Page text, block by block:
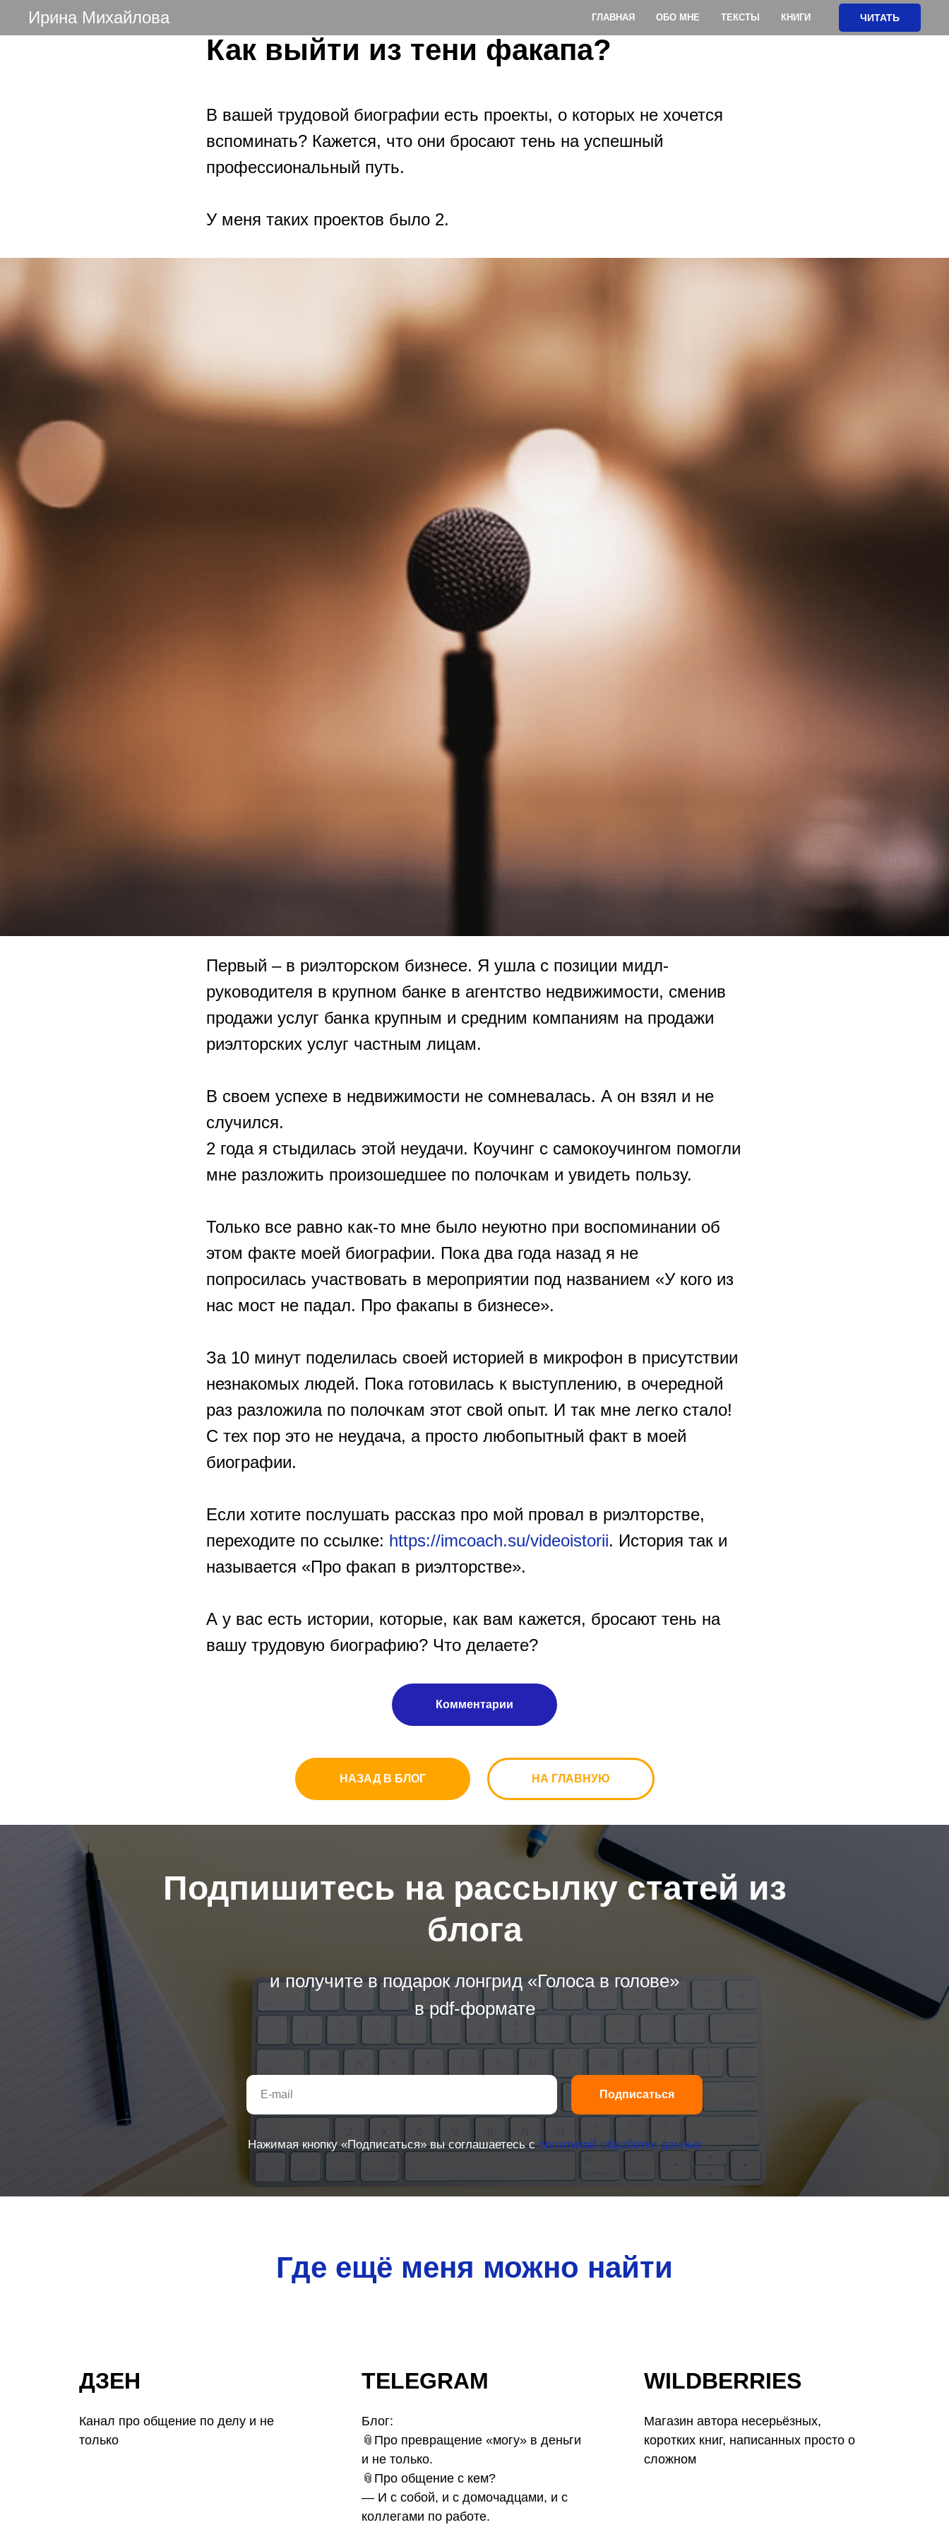
Ирина Михайлова ГЛАВНАЯ ОБО МНЕ ТЕКСТЫ КНИГИ ЧИТАТЬ
Как выйти из тени факапа?
В вашей трудовой биографии есть проекты, о которых не хочется
вспоминать? Кажется, что они бросают тень на успешный
профессиональный путь.
У меня таких проектов было 2.
Первый – в риэлторском бизнесе. Я ушла с позиции мидл-
руководителя в крупном банке в агентство недвижимости, сменив
продажи услуг банка крупным и средним компаниям на продажи
риэлторских услуг частным лицам.
В своем успехе в недвижимости не сомневалась. А он взял и не
случился.
2 года я стыдилась этой неудачи. Коучинг с самокоучингом помогли
мне разложить произошедшее по полочкам и увидеть пользу.
Только все равно как-то мне было неуютно при воспоминании об
этом факте моей биографии. Пока два года назад я не
попросилась участвовать в мероприятии под названием «У кого из
нас мост не падал. Про факапы в бизнесе».
За 10 минут поделилась своей историей в микрофон в присутствии
незнакомых людей. Пока готовилась к выступлению, в очередной
раз разложила по полочкам этот свой опыт. И так мне легко стало!
С тех пор это не неудача, а просто любопытный факт в моей
биографии.
Если хотите послушать рассказ про мой провал в риэлторстве,
переходите по ссылке: https://imcoach.su/videoistorii. История так и
называется «Про факап в риэлторстве».
А у вас есть истории, которые, как вам кажется, бросают тень на
вашу трудовую биографию? Что делаете?
Комментарии
НАЗАД В БЛОГ НА ГЛАВНУЮ
Подпишитесь на рассылку статей из
блога
и получите в подарок лонгрид «Голоса в голове»
в pdf-формате
Подписаться
Нажимая кнопку «Подписаться» вы соглашаетесь сполитикой обработки данных
Где ещё меня можно найти
ДЗЕН
Канал про общение по делу и не
только
TELEGRAM
Блог:
📎Про превращение «могу» в деньги
и не только.
📎Про общение с кем?
— И с собой, и с домочадцами, и с
коллегами по работе.
WILDBERRIES
Магазин автора несерьёзных,
коротких книг, написанных просто о
сложном